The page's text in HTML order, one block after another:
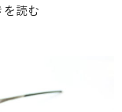
を読む